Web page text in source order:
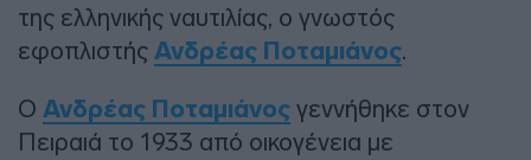
της ελληνικής ναυτιλίας, ο γνωστός
εφοπλιστής Ανδρέας Ποταμιάνος.
Ο Ανδρέας Ποταμιάνος γεννήθηκε στον
Πειραιά το 1933 από οικογένεια με